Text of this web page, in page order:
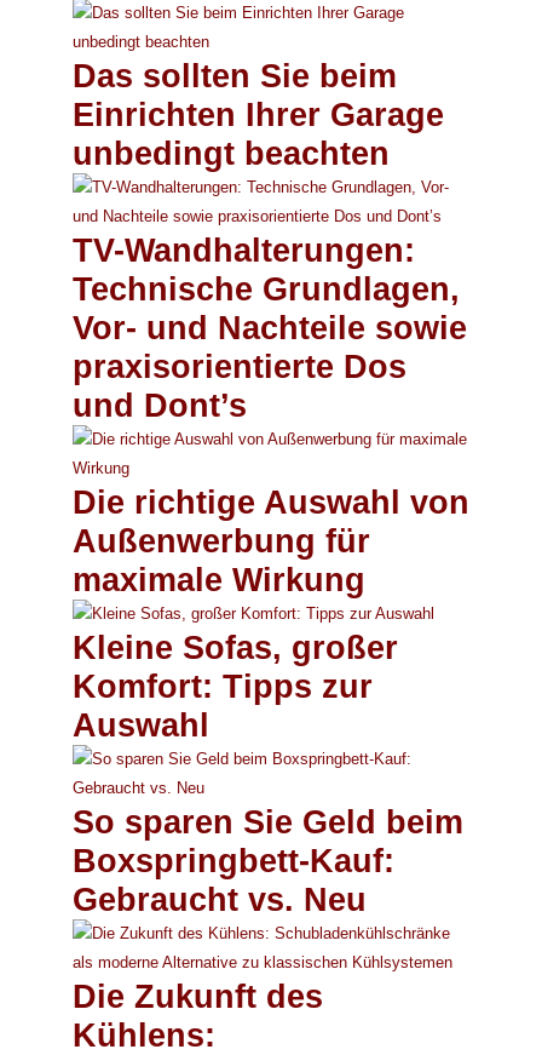
Das sollten Sie beim
Einrichten Ihrer Garage
unbedingt beachten
TV-Wandhalterungen:
Technische Grundlagen,
Vor- und Nachteile sowie
praxisorientierte Dos
und Dont’s
Die richtige Auswahl von
Außenwerbung für
maximale Wirkung
Kleine Sofas, großer
Komfort: Tipps zur
Auswahl
So sparen Sie Geld beim
Boxspringbett-Kauf:
Gebraucht vs. Neu
Die Zukunft des
Kühlens: